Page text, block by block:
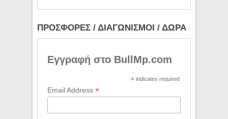
ΠΡΟΣΦΟΡΕΣ / ΔΙΑΓΩΝΙΣΜΟΙ / ΔΩΡΑ
Εγγραφή στο BullMp.com
*indicates required
Email Address *